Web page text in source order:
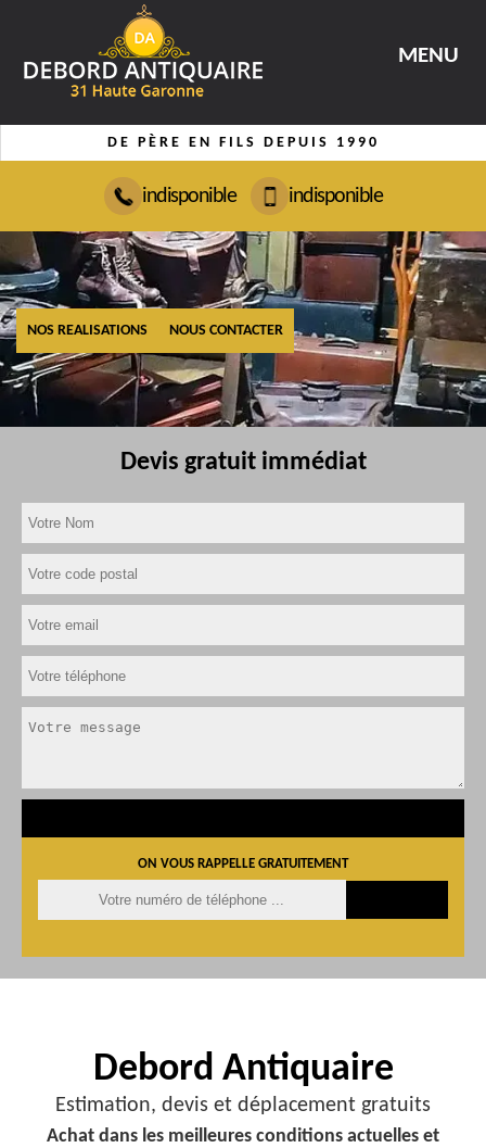
MENU
DE PÈRE EN FILS DEPUIS 1990
indisponible indisponible
NOS REALISATIONS NOUS CONTACTER
Devis gratuit immédiat
ON VOUS RAPPELLE GRATUITEMENT
Debord Antiquaire
Estimation, devis et déplacement gratuits
Achat dans les meilleures conditions actuelles et